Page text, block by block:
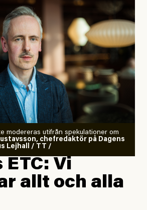
modereras utifrån spekulationer om
chefredaktör på Dagens
Lejhall / TT /
ETC: Vi
allt och alla